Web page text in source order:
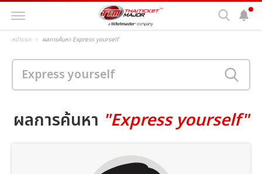
หน้าแรก ผลการค้นหา Express yourself
ผลการค้นหา "Express yourself"